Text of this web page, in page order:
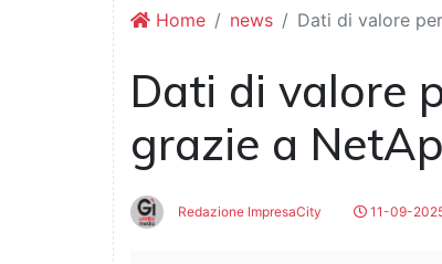
Home news Dati di valore
Dati di valore
grazie a
Redazione ImpresaCity 11-09-